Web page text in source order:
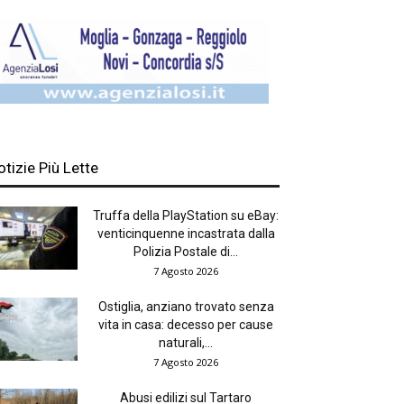
Più Lette
Truffa della PlayStation su eBay:
venticinquenne incastrata dalla
Polizia Postale di...
7 Agosto 2026
Ostiglia, anziano trovato senza
vita in casa: decesso per cause
naturali,...
7 Agosto 2026
Abusi edilizi sul Tartaro